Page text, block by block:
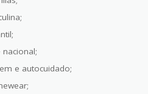
e autocuidado;